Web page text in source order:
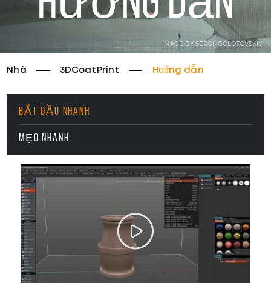
IMAGE BY SERGII GOLOTOVSKIY
Nhà 3DCoatPrint Hướng dẫn
BẮT ĐẦU NHANH
MẸO NHANH